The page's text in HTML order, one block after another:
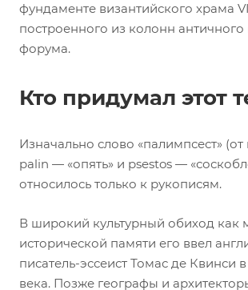
фундаменте византийского храма
построенного из колонн античного
форума.
Кто придумал этот
Изначально слово «палимпсест» (от
palin — «опять» и psestos —
относилось только к рукописям.
В широкий культурный обиход как
исторической памяти его ввел
писатель-эссеист Томас де Квинси
века. Позже географы и